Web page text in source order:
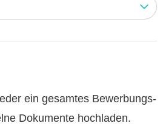
ein gesamtes Bewerbungs-
Dokumente hochladen.